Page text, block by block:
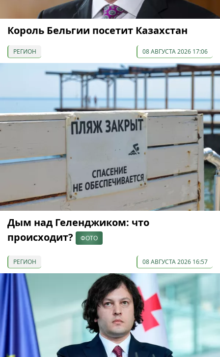
Король Бельгии посетит Казахстан
РЕГИОН 08 АВГУСТА 2026 17:06
Дым над Геленджиком: что
происходит?
ФОТО
РЕГИОН 08 АВГУСТА 2026 16:57